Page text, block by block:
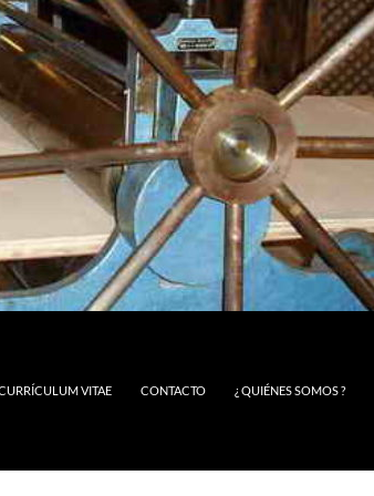
VITAE CONTACTO ¿ QUIÉNES SOMOS ?